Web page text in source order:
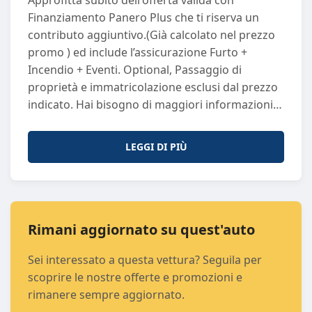
Porte: 5
Sedili: 5
Passo: 2557
Potenza (CV): 101
Potenza (KW)
: 74
Proprietari Precedenti: 0
Trasmissione: A
Finanziamento Panero Plus che ti riserva un
contributo aggiuntivo.(Già calcolato nel prezzo
promo ) ed include l’assicurazione Furto +
Incendio + Eventi. Optional, Passaggio di
proprietà e immatricolazione esclusi dal prezzo
indicato. Hai bisogno di maggiori informazioni?
scriverci su WhatsApp al numero +39 011 297
6269. I nostri consulenti saranno lieti di
di qualità e sicurezza. Selezioniamo
controlli rigorosi di qualità, garantendo
efficienza e affidabilità. Il nostro obiettivo è
offrirti un'esperienza d'acquisto di prim’ordine.
LEGGI DI PIÙ
Rimani aggiornato su quest'auto
Sei interessato a questa vettura? Seguila per
scoprire le nostre offerte e promozioni e
rimanere sempre aggiornato.